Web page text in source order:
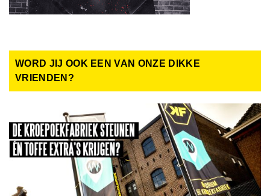
WORD JIJ OOK EEN VAN ONZE DIKKE
VRIENDEN?